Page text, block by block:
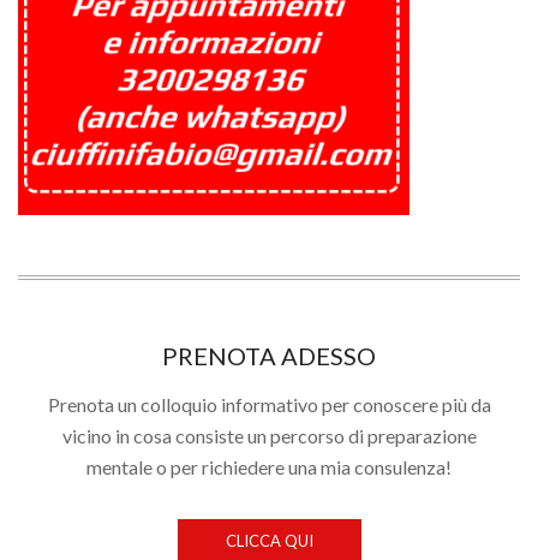
PRENOTA ADESSO
Prenota un colloquio informativo per conoscere più da
vicino in cosa consiste un percorso di preparazione
mentale o per richiedere una mia consulenza!
CLICCA QUI